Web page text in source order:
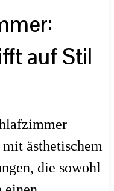
auf Stil
ästhetischem
die sowohl